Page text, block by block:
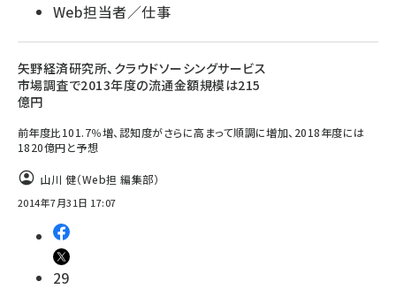
Web担当者／仕事
矢野経済研究所、クラウドソーシングサービス
市場調査で2013年度の流通金額規模は215
億円
前年度比101.7％増、認知度がさらに高まって順調に増加、2018年度には
1820億円と予想
山川 健（Web担 編集部）
2014年7月31日 17:07
29